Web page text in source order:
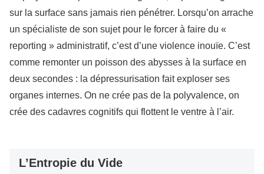
sur la surface sans jamais rien pénétrer. Lorsqu’on arrache
un spécialiste de son sujet pour le forcer à faire du «
reporting » administratif, c’est d’une violence inouïe. C’est
comme remonter un poisson des abysses à la surface en
deux secondes : la dépressurisation fait exploser ses
organes internes. On ne crée pas de la polyvalence, on
crée des cadavres cognitifs qui flottent le ventre à l’air.
L’Entropie du Vide